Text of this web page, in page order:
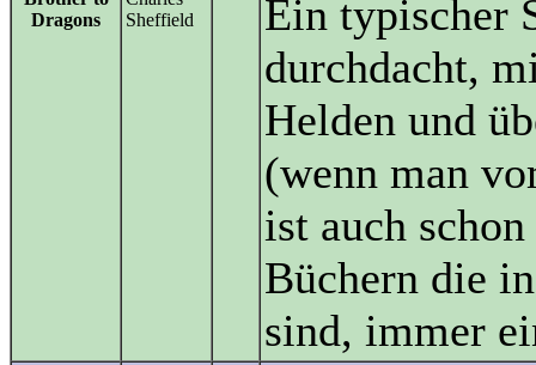
Dragons
Sheffield
Ein typischer
durchdacht,
Helden und
(wenn man
ist auch
Büchern die
sind, immer